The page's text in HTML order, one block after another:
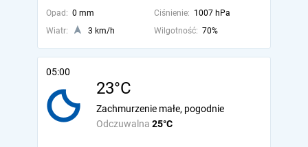
Opad: 0 mm Ciśnienie: 1007 hPa
Wiatr:
3 km/h Wilgotność: 70%
05:00
23°C
Odczuwalna 25°C
Zachmurzenie małe, pogodnie